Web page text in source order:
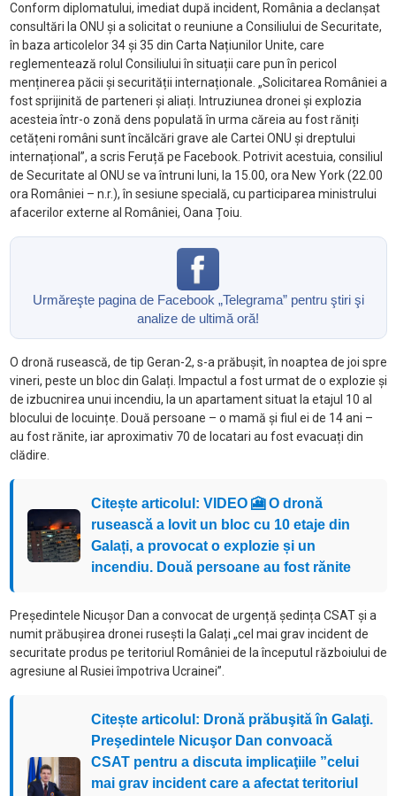
Conform diplomatului, imediat după incident, România a declanșat
consultări la ONU și a solicitat o reuniune a Consiliului de Securitate,
în baza articolelor 34 și 35 din Carta Națiunilor Unite, care
reglementează rolul Consiliului în situații care pun în pericol
menținerea păcii și securității internaționale. „Solicitarea României a
fost sprijinită de parteneri și aliați. Intruziunea dronei și explozia
acesteia într-o zonă dens populată în urma căreia au fost răniți
cetățeni români sunt încălcări grave ale Cartei ONU și dreptului
internațional”, a scris Feruță pe Facebook. Potrivit acestuia, consiliul
de Securitate al ONU se va întruni luni, la 15.00, ora New York (22.00
ora României – n.r.), în sesiune specială, cu participarea ministrului
afacerilor externe al României, Oana Țoiu.
Urmăreşte pagina de Facebook „Telegrama” pentru ştiri şi
analize de ultimă oră!
O dronă rusească, de tip Geran-2, s-a prăbușit, în noaptea de joi spre
vineri, peste un bloc din Galați. Impactul a fost urmat de o explozie și
de izbucnirea unui incendiu, la un apartament situat la etajul 10 al
blocului de locuințe. Două persoane – o mamă și fiul ei de 14 ani –
au fost rănite, iar aproximativ 70 de locatari au fost evacuați din
clădire.
Citește articolul: VIDEO 🎦 O dronă
rusească a lovit un bloc cu 10 etaje din
Galați, a provocat o explozie și un
incendiu. Două persoane au fost rănite
Președintele Nicușor Dan a convocat de urgență ședința CSAT și a
numit prăbușirea dronei rusești la Galați „cel mai grav incident de
securitate produs pe teritoriul României de la începutul războiului de
agresiune al Rusiei împotriva Ucrainei”.
Citește articolul: Dronă prăbuşită în Galaţi.
Preşedintele Nicuşor Dan convoacă
CSAT pentru a discuta implicaţiile ”celui
mai grav incident care a afectat teritoriul